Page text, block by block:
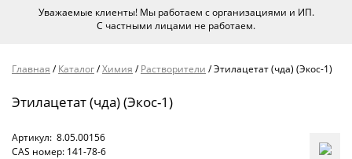
Уважаемые клиенты! Мы работаем с организациями и ИП.
С частными лицами не работаем.
Главная /Каталог/Химия /Растворители /Этилацетат (чда) (Экос-1)
Этилацетат (чда) (Экос-1)
Артикул: 8.05.00156
CAS номер: 141-78-6